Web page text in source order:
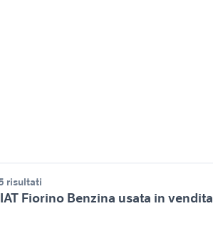
risultati
Fiorino Benzina usata in vendita